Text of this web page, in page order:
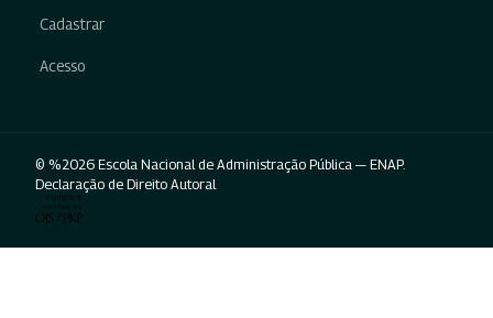
Cadastrar
Acesso
© %2026 Escola Nacional de Administração Pública — ENAP.
Declaração de Direito Autoral